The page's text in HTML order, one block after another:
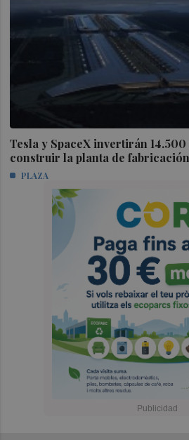
Tesla y SpaceX invertirán
construir la planta de
PLAZA